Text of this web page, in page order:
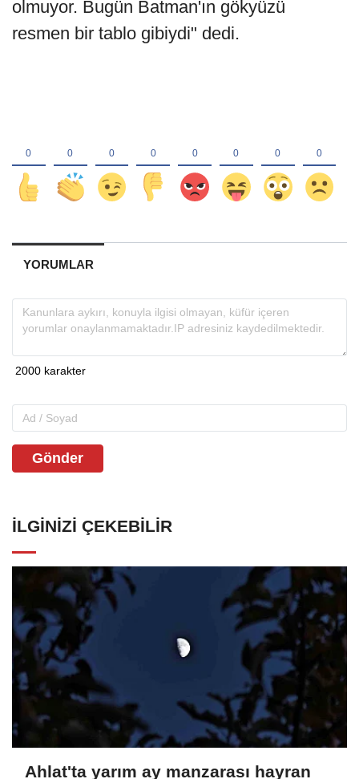
olmuyor. Bugün Batman'ın gökyüzü
resmen bir tablo gibiydi" dedi.
YORUMLAR
Gönder
İLGINIZI ÇEKEBILIR
Ahlat'ta yarım ay manzarası hayran